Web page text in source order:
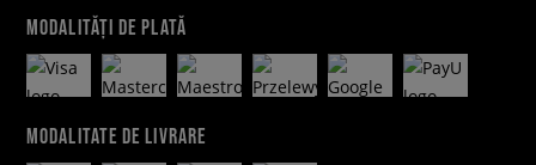
MODALITĂȚI DE PLATĂ
MODALITATE DE LIVRARE